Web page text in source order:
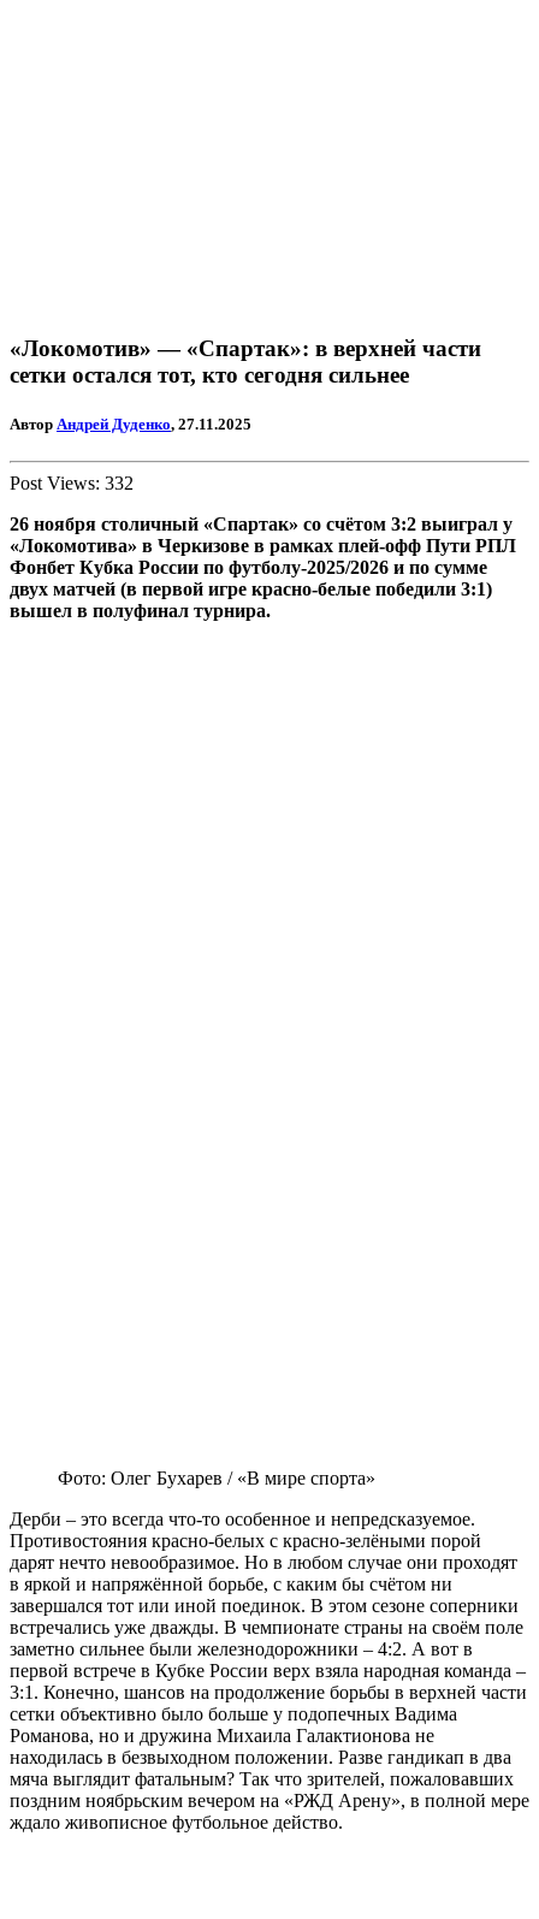
«Локомотив» — «Спартак»: в верхней части
сетки остался тот, кто сегодня сильнее
Автор Андрей Дуденко, 27.11.2025
Post Views: 332
26 ноября столичный «Спартак» со счётом 3:2 выиграл у
«Локомотива» в Черкизове в рамках плей-офф Пути РПЛ
Фонбет Кубка России по футболу-2025/2026 и по сумме
двух матчей (в первой игре красно-белые победили 3:1)
вышел в полуфинал турнира.
Фото: Олег Бухарев / «В мире спорта»
Дерби – это всегда что-то особенное и непредсказуемое.
Противостояния красно-белых с красно-зелёными порой
дарят нечто невообразимое. Но в любом случае они проходят
в яркой и напряжённой борьбе, с каким бы счётом ни
завершался тот или иной поединок. В этом сезоне соперники
встречались уже дважды. В чемпионате страны на своём поле
заметно сильнее были железнодорожники – 4:2. А вот в
первой встрече в Кубке России верх взяла народная команда –
3:1. Конечно, шансов на продолжение борьбы в верхней части
сетки объективно было больше у подопечных Вадима
Романова, но и дружина Михаила Галактионова не
находилась в безвыходном положении. Разве гандикап в два
мяча выглядит фатальным? Так что зрителей, пожаловавших
поздним ноябрьским вечером на «РЖД Арену», в полной мере
ждало живописное футбольное действо.